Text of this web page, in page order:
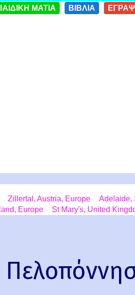
ΜΑΤΙΑ ΒΙΒΛΙΑ
Zillertal, Austria, Europe Adelaide,
Europe St Mary's, United